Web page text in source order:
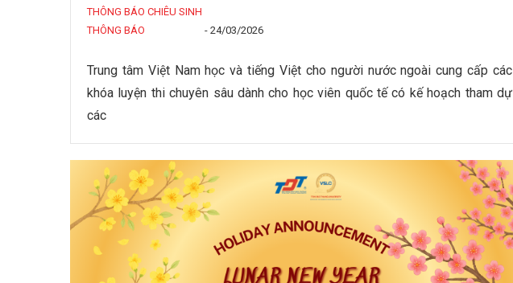
THÔNG BÁO CHIÊU SINH
THÔNG BÁO
- 24/03/2026
Trung tâm Việt Nam học và tiếng Việt cho người nước ngoài cung cấp các
khóa luyện thi chuyên sâu dành cho học viên quốc tế có kế hoạch tham dự
các